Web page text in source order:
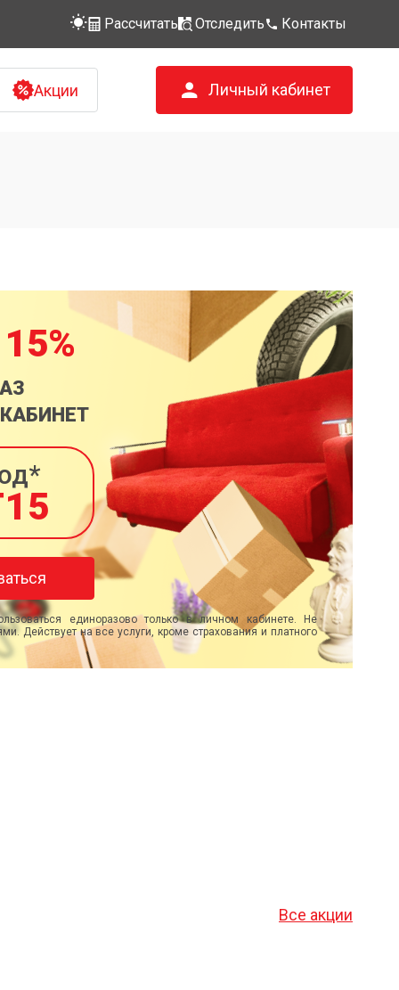
Рассчитать Отследить Контакты
Акции Личный кабинет
единоразово только в личном кабинете. Не
Действует на все услуги, кроме страхования и платного
Все акции